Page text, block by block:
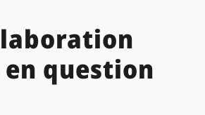
question